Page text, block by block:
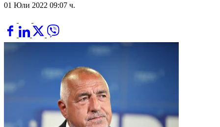
01 Юли 2022 09:07 ч.